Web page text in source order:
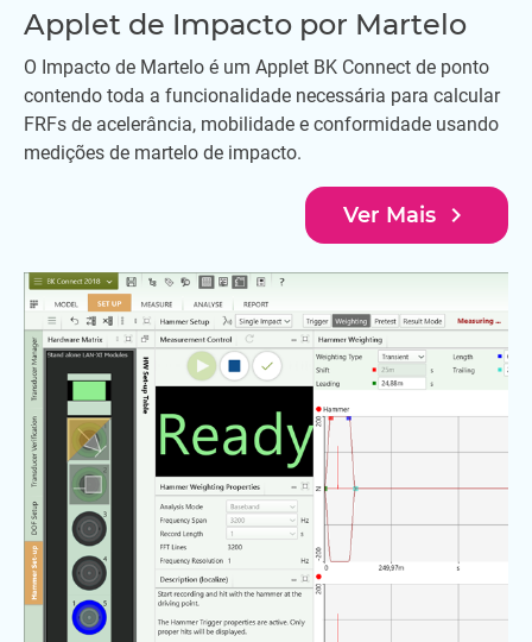
Applet de Impacto por Martelo
O Impacto de Martelo é um Applet BK Connect de ponto
contendo toda a funcionalidade necessária para calcular
FRFs de acelerância, mobilidade e conformidade usando
medições de martelo de impacto.
Ver Mais navigate_next